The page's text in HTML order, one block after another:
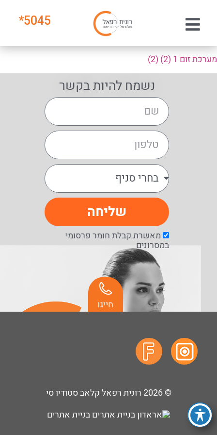
5045
*
מערכת זום 1 (2) (2)
נשמח להיות בקשר
מאשרת קבלת חומר פרסומי
במסרונים
שליחה
חייגו
© 2026
רונית רפאל קלאב סטודיו סי
בניית אתרים